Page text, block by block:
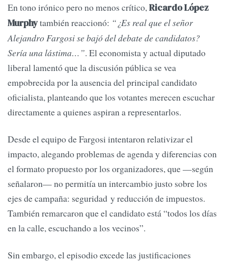
En tono irónico pero no menos crítico,Ricardo López
Murphytambién reaccionó: “¿Es real que el señor
Alejandro Fargosi se bajó del debate de candidatos?
Sería una lástima…”. El economista y actual diputado
liberal lamentó que la discusión pública se vea
empobrecida por la ausencia del principal candidato
oficialista, planteando que los votantes merecen escuchar
directamente a quienes aspiran a representarlos.
Desde el equipo de Fargosi intentaron relativizar el
impacto, alegando problemas de agenda y diferencias con
el formato propuesto por los organizadores, que —según
señalaron— no permitía un intercambio justo sobre los
ejes de campaña: seguridad y reducción de impuestos.
También remarcaron que el candidato está “todos los días
en la calle, escuchando a los vecinos”.
Sin embargo, el episodio excede las justificaciones